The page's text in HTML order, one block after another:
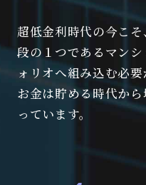
超低金利時代の今こ
段の１つであるマン
ォリオへ組み込む必要
お金は貯める時代か
っています。